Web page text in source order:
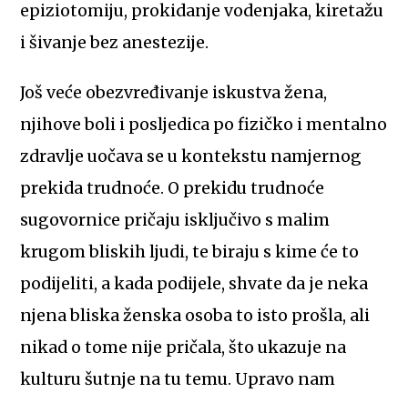
epiziotomiju, prokidanje vodenjaka, kiretažu
i šivanje bez anestezije.
Još veće obezvređivanje iskustva žena,
njihove boli i posljedica po fizičko i mentalno
zdravlje uočava se u kontekstu namjernog
prekida trudnoće. O prekidu trudnoće
sugovornice pričaju isključivo s malim
krugom bliskih ljudi, te biraju s kime će to
podijeliti, a kada podijele, shvate da je neka
njena bliska ženska osoba to isto prošla, ali
nikad o tome nije pričala, što ukazuje na
kulturu šutnje na tu temu. Upravo nam